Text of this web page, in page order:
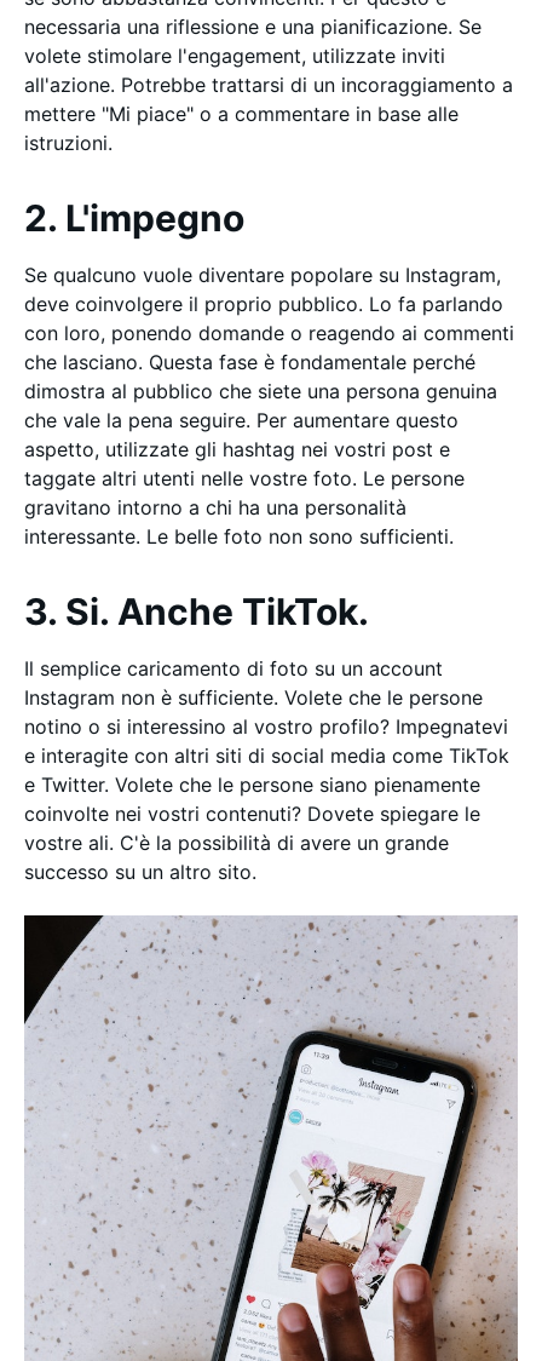
necessaria una riflessione e una pianificazione. Se
volete stimolare l'engagement, utilizzate inviti
all'azione. Potrebbe trattarsi di un incoraggiamento a
mettere "Mi piace" o a commentare in base alle
istruzioni.
2. L'impegno
Se qualcuno vuole diventare popolare su Instagram,
deve coinvolgere il proprio pubblico. Lo fa parlando
con loro, ponendo domande o reagendo ai commenti
che lasciano. Questa fase è fondamentale perché
dimostra al pubblico che siete una persona genuina
che vale la pena seguire. Per aumentare questo
aspetto, utilizzate gli hashtag nei vostri post e
taggate altri utenti nelle vostre foto. Le persone
gravitano intorno a chi ha una personalità
interessante. Le belle foto non sono sufficienti.
3. Si. Anche TikTok.
Il semplice caricamento di foto su un account
Instagram non è sufficiente. Volete che le persone
notino o si interessino al vostro profilo? Impegnatevi
e interagite con altri siti di social media come TikTok
e Twitter. Volete che le persone siano pienamente
coinvolte nei vostri contenuti? Dovete spiegare le
vostre ali. C'è la possibilità di avere un grande
successo su un altro sito.